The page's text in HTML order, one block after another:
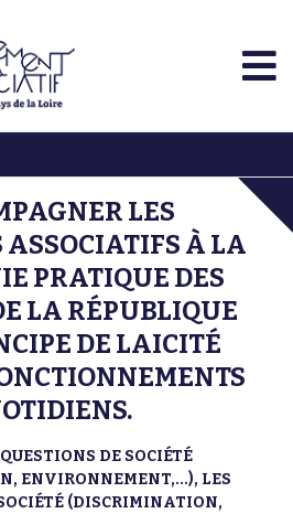
LES
ASSOCIATIFS À LA
PRATIQUE DES
LA RÉPUBLIQUE
DE LAICITÉ
DE SOCIÉTÉ
ENVIRONNEMENT,...), LES
(DISCRIMINATION,